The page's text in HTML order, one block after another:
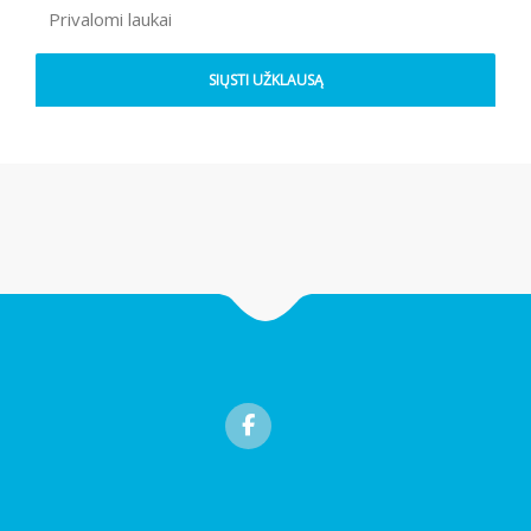
Privalomi laukai